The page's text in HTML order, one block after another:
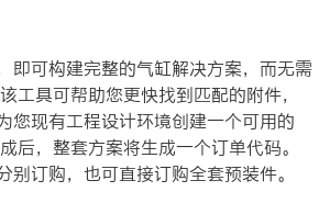
即可构建完整的气缸解决方案，而无需
工具可帮助您更快找到匹配的附件，
您现有工程设计环境创建一个可用的
后，整套方案将生成一个订单代码。
别订购，也可直接订购全套预装件。